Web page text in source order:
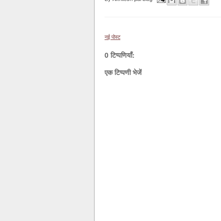
नई पोस्ट
0 टिप्पणियाँ:
एक टिप्पणी भेजें